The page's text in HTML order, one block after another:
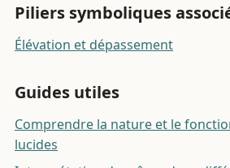
Piliers symboliques
Élévation et dépassement
Guides utiles
Comprendre la nature et le
lucides